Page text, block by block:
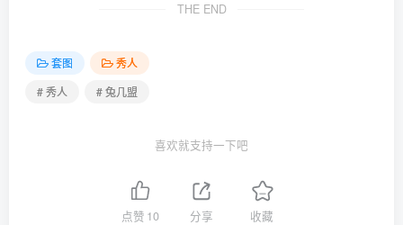
[波萝社] 2015.07.02 Vol.039 夏小秋秋秋
[波萝社] 2015.06.29 Vol.038 王语纯
[波萝社] 2015.06.11 Vol.034 柳侑绮Sevenbaby
[波萝社] 2015.06.08 Vol.033 王语纯
THE END
套图
秀人
# 秀人
# 兔几盟
喜欢就支持一下吧
点赞 10 分享 收藏